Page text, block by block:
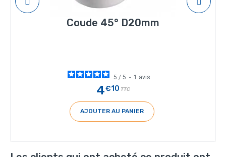
Coude 45° D20mm
5 / 5 - 1 avis
4€10 TTC
AJOUTER AU PANIER